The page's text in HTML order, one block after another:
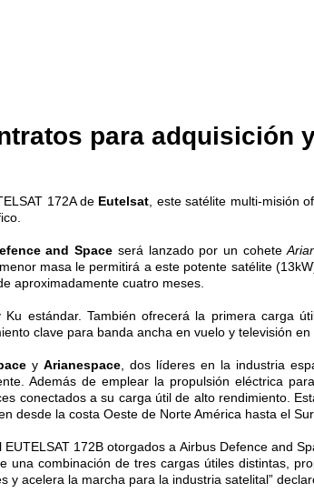
para adquisición
172A de Eutelsat , este satélite multi-misión
and Space será lanzado por un cohete
masa le permitirá a este potente satélite
aproximadamente cuatro meses.
estándar. También ofrecerá la primera carga
clave para banda ancha en vuelo y televisión
y Arianespace, dos líderes en la industria
Además de emplear la propulsión eléctrica
conectados a su carga útil de alto rendimiento.
desde la costa Oeste de Norte América hasta el
172B otorgados a Airbus Defence and
una combinación de tres cargas útiles distintas,
y acelera la marcha para la industria satelital”